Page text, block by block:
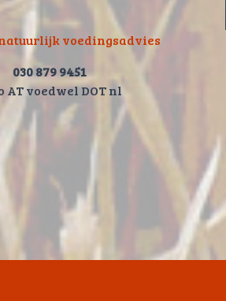
voedingsadvies
030 879 9451
AT voedwel DOT nl